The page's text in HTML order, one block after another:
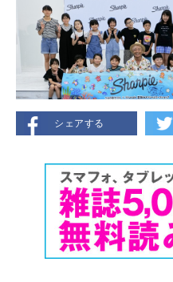
シェアする